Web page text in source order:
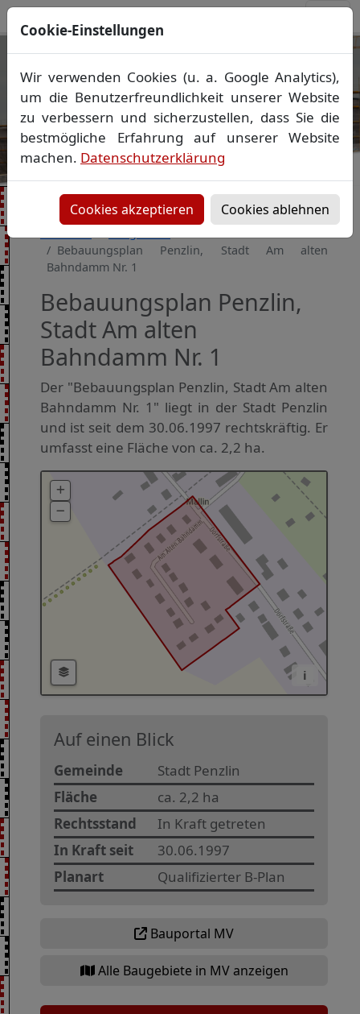
Ihr Vermessungsbüro in
Mecklenburg-Vorpommern
Wir vermessen Ihr Grundstück
Lageplan Absteckung▪Bauvermessung ▪
Gebäudeeinmessung
Grenzfeststellung▪Amtliche Auskünfte und
Vorheriges Bild
Bebauungsplan Penzlin, Stadt Am alten
Bahndamm Nr. 1
Bebauungsplan Penzlin,
Stadt Am alten
Bahndamm Nr. 1
Der "Bebauungsplan Penzlin, Stadt Am alten
Bahndamm Nr. 1" liegt in der Stadt Penzlin
und ist seit dem 30.06.1997 rechtskräftig. Er
umfasst eine Fläche von ca. 2,2 ha.
i
Auf einen Blick
Gemeinde
Stadt Penzlin
Fläche
ca. 2,2 ha
Rechtsstand
In Kraft getreten
In Kraft seit
30.06.1997
Planart
Qualifizierter B-Plan
Bauportal MV
Alle Baugebiete in MV anzeigen
Cookie-Einstellungen
Wir verwenden Cookies (u. a. Google Analytics),
um die Benutzerfreundlichkeit unserer Website
zu verbessern und sicherzustellen, dass Sie die
bestmögliche Erfahrung auf unserer Website
machen. Datenschutzerklärung
Cookies akzeptieren Cookies ablehnen